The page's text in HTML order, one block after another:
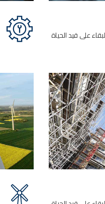
على قيد الحياة